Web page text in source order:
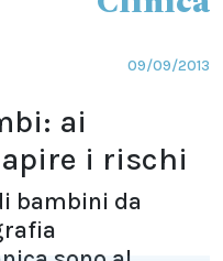
09/09/2013
ai
i rischi
bambini da